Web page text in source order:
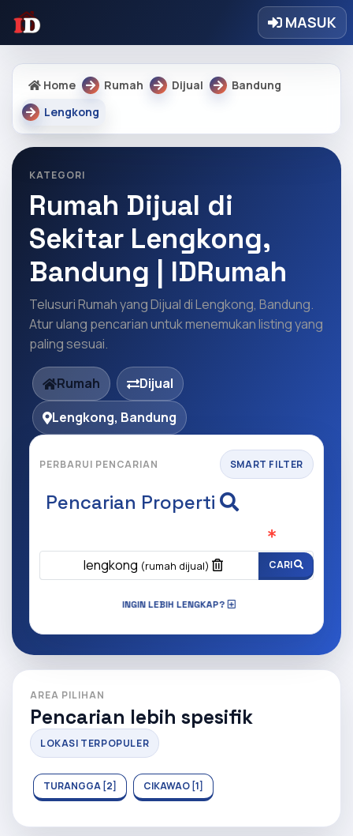
MASUK
Home Rumah Dijual
Bandung
Lengkong
KATEGORI
Rumah Dijual di
Sekitar Lengkong,
Bandung | IDRumah
Telusuri Rumah yang Dijual di Lengkong, Bandung.
Atur ulang pencarian untuk menemukan listing yang
paling sesuai.
Rumah
Dijual
Lengkong, Bandung
PERBARUI PENCARIAN SMART FILTER
Pencarian Properti
lengkong (rumah dijual) CARI
INGIN LEBIH LENGKAP?
AREA PILIHAN
Pencarian lebih spesifik
LOKASI TERPOPULER
TURANGGA [2] CIKAWAO [1]